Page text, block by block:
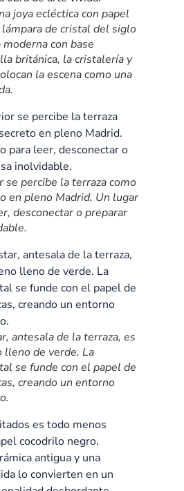
joya ecléctica con papel
de cristal del siglo
con base
británica, la cristalería y
la escena como una
percibe la terraza como
en pleno Madrid. Un lugar
desconectar o preparar
antesala de la terraza, es
lleno de verde. La
se funde con el papel de
creando un entorno